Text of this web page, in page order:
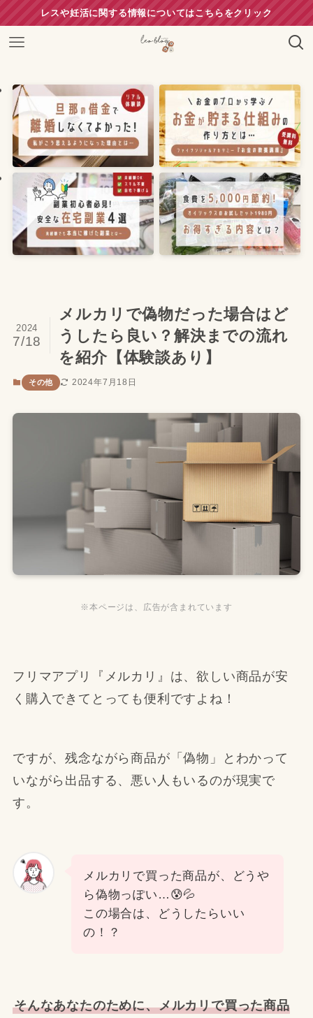
レスや妊活に関する情報についてはこちらをクリック
メルカリで偽物だった場合はど
うしたら良い？解決までの流れ
を紹介【体験談あり】
2024
7/18
その他 2024年7月18日
※本ページは、広告が含まれています
フリマアプリ『メルカリ』は、欲しい商品が安
く購入できてとっても便利ですよね！
ですが、残念ながら商品が「偽物」とわかって
いながら出品する、悪い人もいるのが現実で
す。
メルカリで買った商品が、どうや
ら偽物っぽい…😰💦
この場合は、どうしたらいい
の！？
そんなあなたのために、メルカリで買った商品